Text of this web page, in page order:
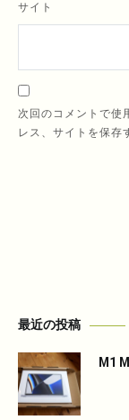
サイト
次回のコメントで使
レス、サイトを保存
最近の投稿
M1